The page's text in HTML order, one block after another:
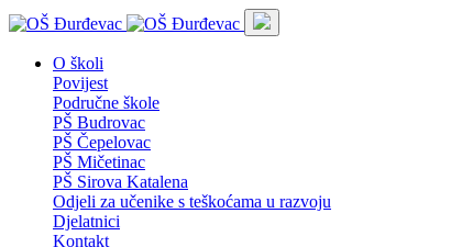
O školi
Povijest
Područne škole
PŠ Budrovac
PŠ Čepelovac
PŠ Mičetinac
PŠ Sirova Katalena
Odjeli za učenike s teškoćama u razvoju
Djelatnici
Kontakt